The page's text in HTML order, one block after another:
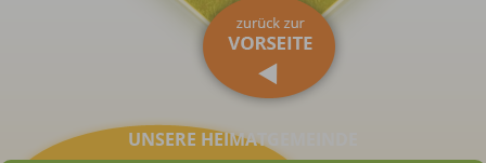
UNSERE HEIMATGEMEINDE